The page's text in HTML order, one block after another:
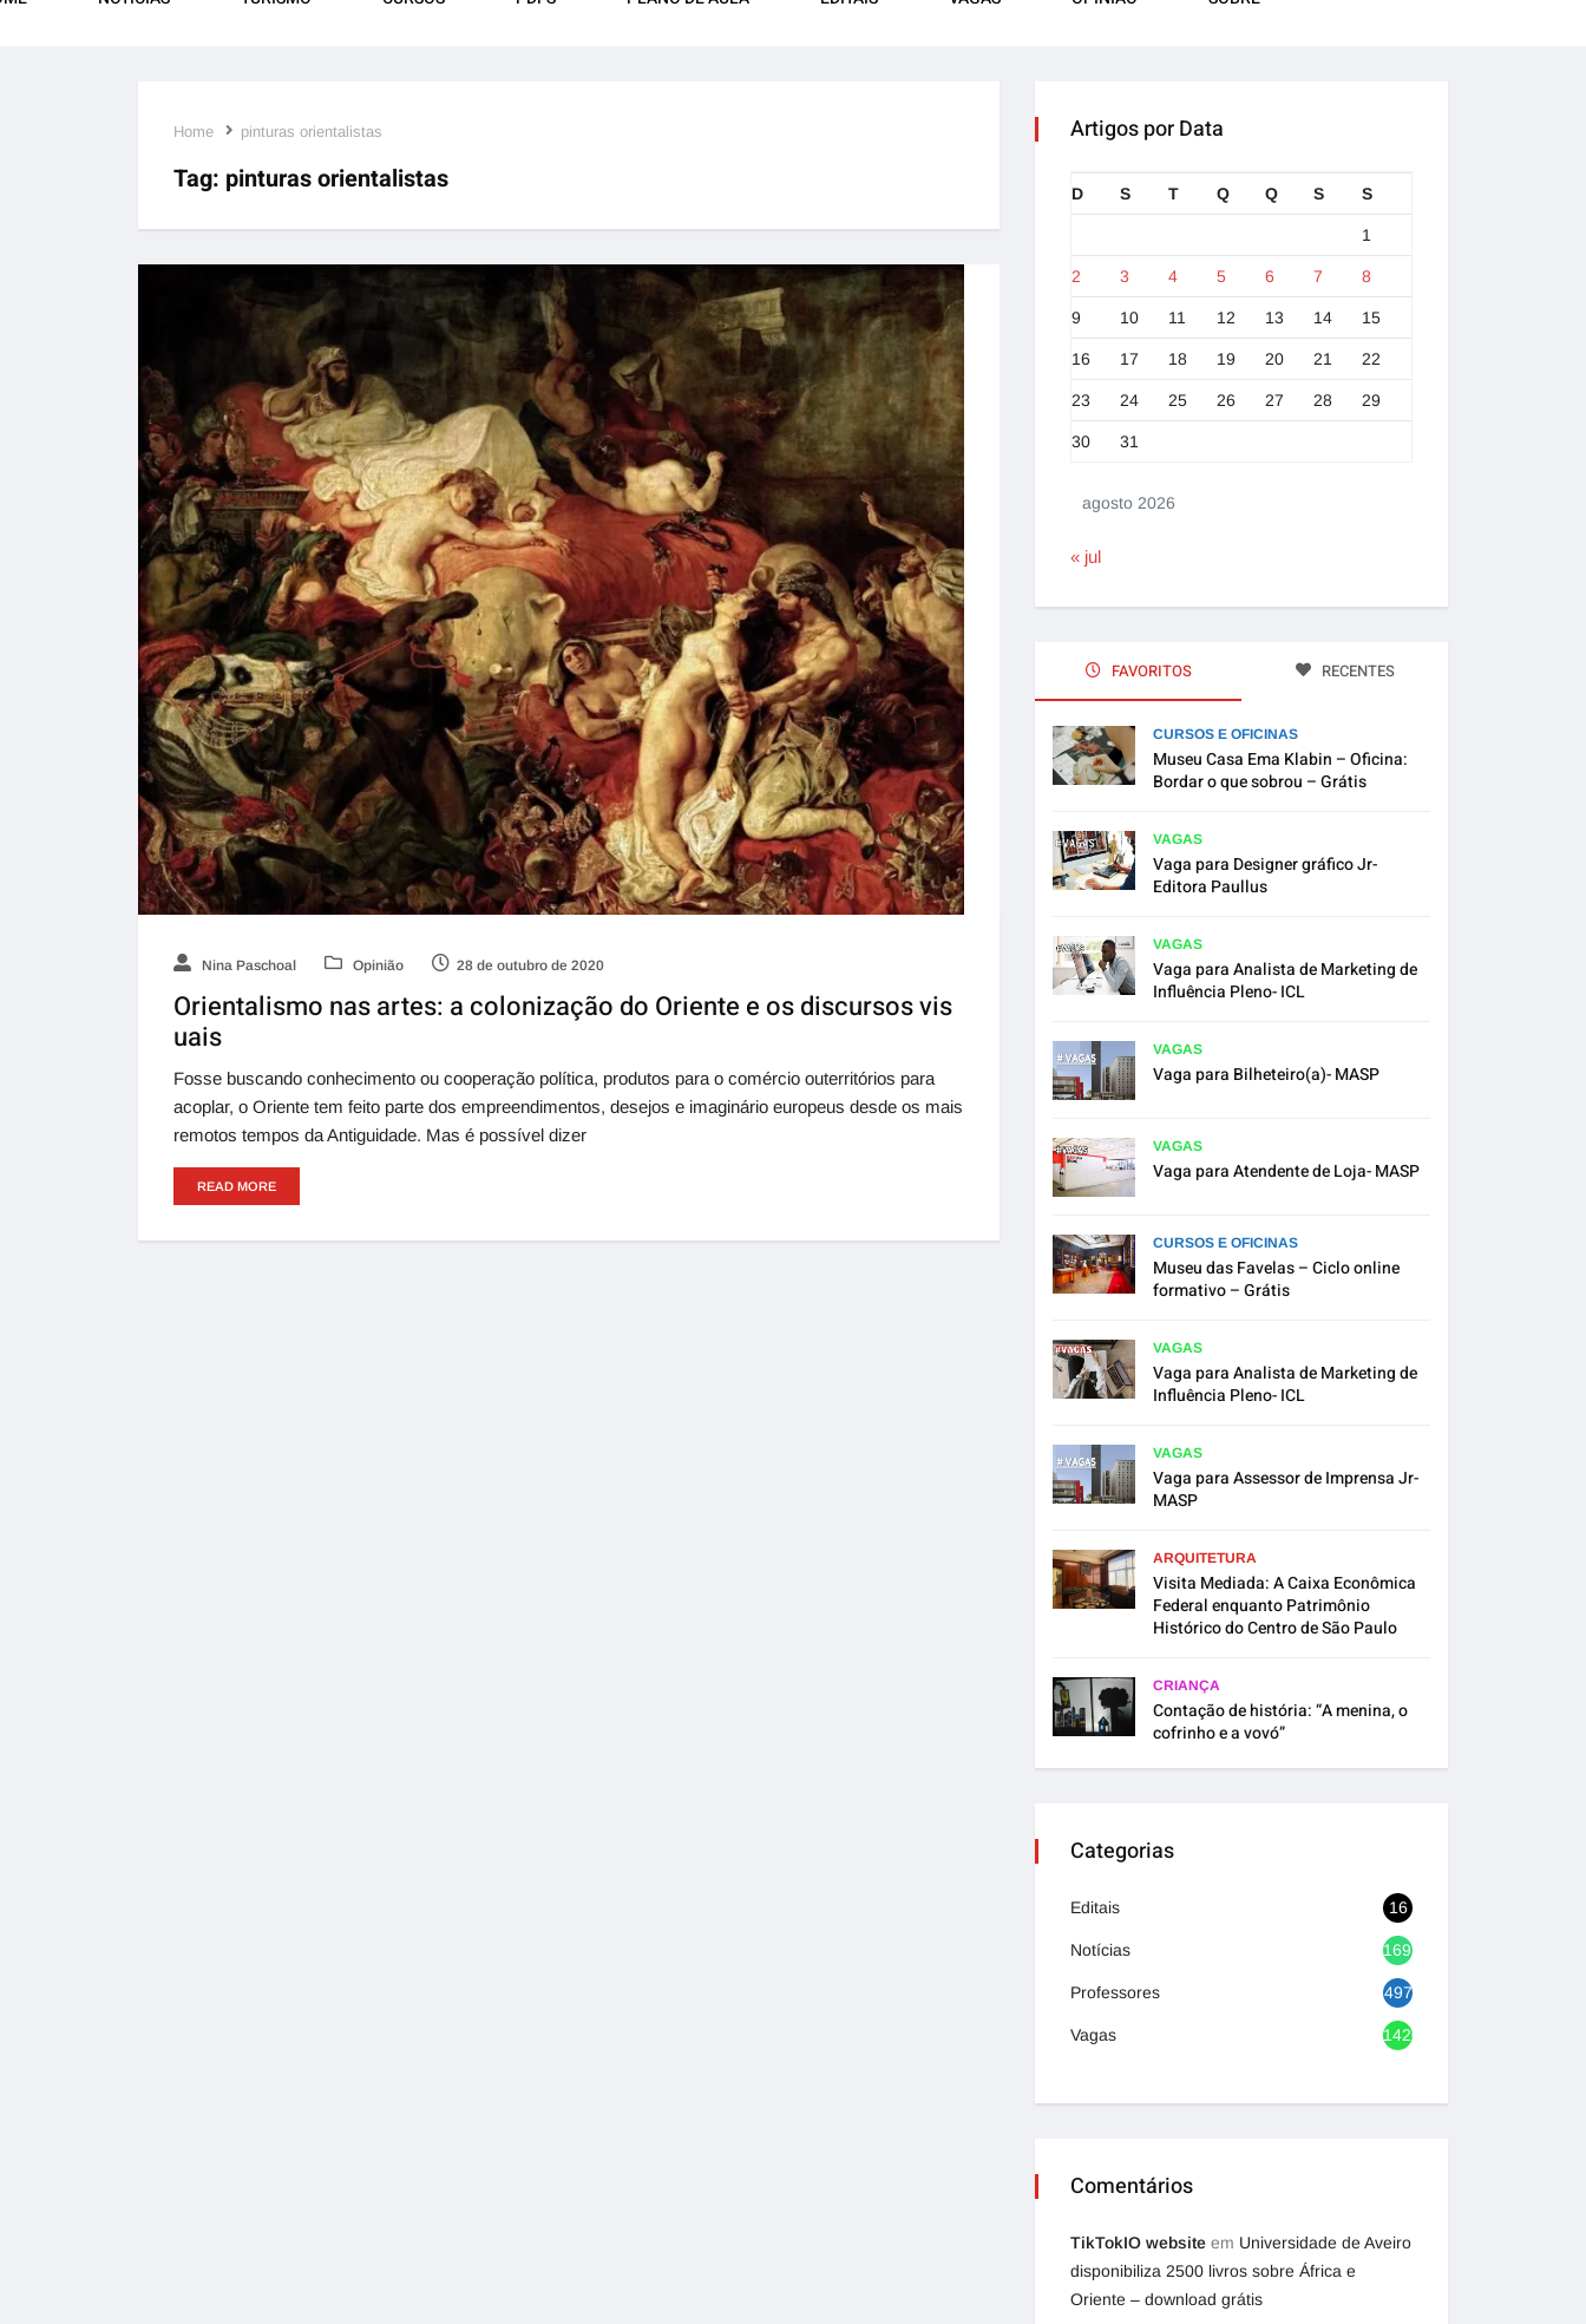
Home pinturas orientalistas
Tag: pinturas orientalistas
Nina Paschoal Opinião 28 de outubro de 2020
Orientalismo nas artes: a colonização do Oriente e os discursos vis
uais
Fosse buscando conhecimento ou cooperação política, produtos para o comércio outerritórios para
acoplar, o Oriente tem feito parte dos empreendimentos, desejos e imaginário europeus desde os mais
remotos tempos da Antiguidade. Mas é possível dizer
READ MORE
Artigos por Data
agosto 2026
D S T Q Q S S
1
2 3 4 5 6 7 8
9 10 11 12 13 14 15
16 17 18 19 20 21 22
23 24 25 26 27 28 29
30 31
« jul
FAVORITOS RECENTES
CURSOS E OFICINAS
Museu Casa Ema Klabin – Oficina:
Bordar o que sobrou – Grátis
VAGAS
Vaga para Designer gráfico Jr-
Editora Paullus
VAGAS
Vaga para Analista de Marketing de
Influência Pleno- ICL
VAGAS
Vaga para Bilheteiro(a)- MASP
VAGAS
Vaga para Atendente de Loja- MASP
CURSOS E OFICINAS
Museu das Favelas – Ciclo online
formativo – Grátis
VAGAS
Vaga para Analista de Marketing de
Influência Pleno- ICL
VAGAS
Vaga para Assessor de Imprensa Jr-
MASP
ARQUITETURA
Visita Mediada: A Caixa Econômica
Federal enquanto Patrimônio
Histórico do Centro de São Paulo
CRIANÇA
Contação de história: “A menina, o
cofrinho e a vovó”
Categorias
Editais 16
Notícias 1692
Professores 497
Vagas 1420
Comentários
TikTokIO website em Universidade de Aveiro
disponibiliza 2500 livros sobre África e
Oriente – download grátis